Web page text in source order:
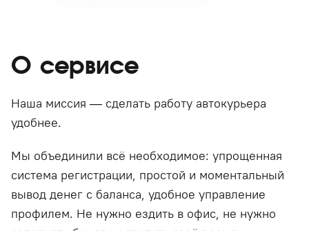
О сервисе
Наша миссия — сделать работу автокурьера
удобнее.
Мы объединили всё необходимое: упрощенная
система регистрации, простой и моментальный
вывод денег с баланса, удобное управление
профилем. Не нужно ездить в офис, не нужно